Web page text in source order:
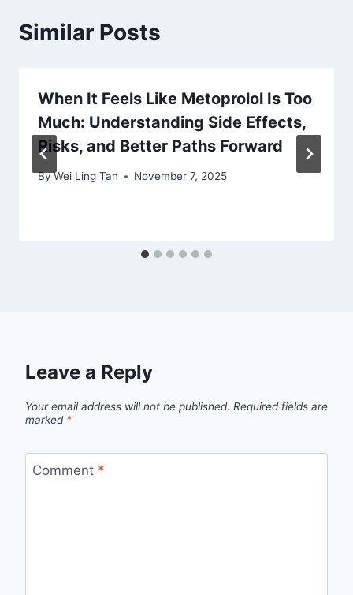
Similar Posts
When It Feels Like Metoprolol Is Too
Much: Understanding Side Effects,
Risks, and Better Paths Forward
ByWei Ling Tan November 7, 2025
Leave a Reply
Your email address will not be published. Required fields are
marked *
Comment *